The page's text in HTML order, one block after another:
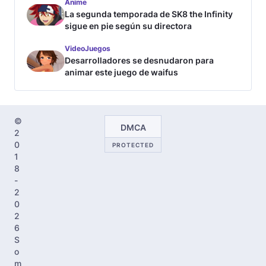
Anime
La segunda temporada de SK8 the Infinity
sigue en pie según su directora
VideoJuegos
Desarrolladores se desnudaron para
animar este juego de waifus
©
2
0
1
8
-
2
0
2
6
S
o
m
DMCA
PROTECTED